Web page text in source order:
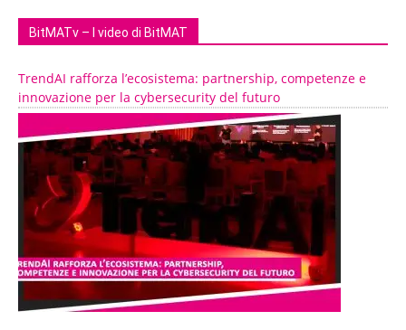
BitMATv – I video di BitMAT
TrendAI rafforza l’ecosistema: partnership, competenze e
innovazione per la cybersecurity del futuro